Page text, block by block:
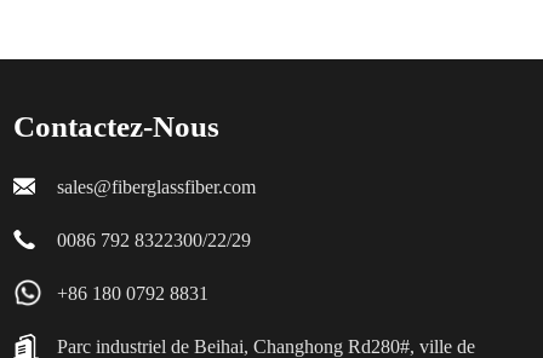
Contactez-Nous
sales@fiberglassfiber.com
0086 792 8322300/22/29
+86 180 0792 8831
Parc industriel de Beihai, Changhong Rd280#, ville de